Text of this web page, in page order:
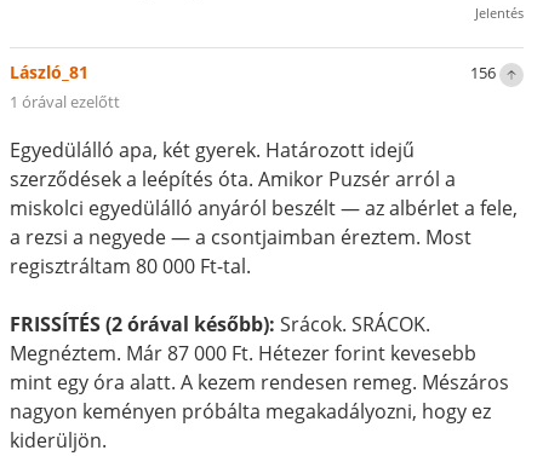
Jelentés
156
László_81
1 órával ezelőtt
Egyedülálló apa, két gyerek. Határozott idejű
szerződések a leépítés óta. Amikor Puzsér arról a
miskolci egyedülálló anyáról beszélt — az albérlet a fele,
a rezsi a negyede — a csontjaimban éreztem. Most
regisztráltam 80 000 Ft-tal.
FRISSÍTÉS (2 órával később): Srácok. SRÁCOK.
Megnéztem. Már 87 000 Ft. Hétezer forint kevesebb
mint egy óra alatt. A kezem rendesen remeg. Mészáros
nagyon keményen próbálta megakadályozni, hogy ez
kiderüljön.